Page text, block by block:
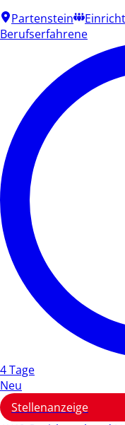
Partenstein
Berufserfahrene
4 Tage
Neu
Stellenanzeige